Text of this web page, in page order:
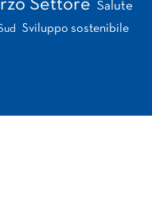
Settore Salute
Sviluppo sostenibile